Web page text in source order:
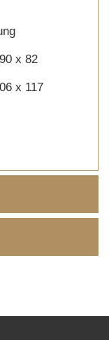
x 82
x 117